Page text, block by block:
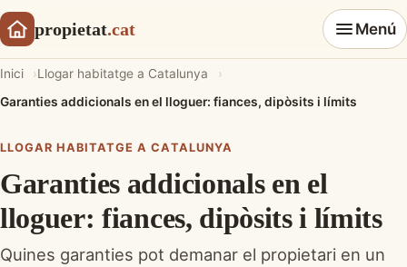
propietat.cat Menú
Inici
Llogar habitatge a Catalunya
Garanties addicionals en el lloguer: fiances, dipòsits i límits
LLOGAR HABITATGE A CATALUNYA
Garanties addicionals en el
lloguer: fiances, dipòsits i límits
Quines garanties pot demanar el propietari en un